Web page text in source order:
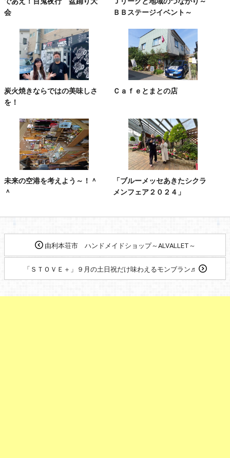
会
ＢＢステージイベント～
炭火焼きならではの美味しさ
を！
Ｃａｆｅとまとの店
未来の空港を考えよう～！＾
＾
「ブルーメッセあきたシクラ
メンフェア２０２４」
由利本荘市 ハンドメイドショップ～ALVALLET～
「ＳＴＯＶＥ＋」９月の土日祝だけ味わえるモンブラン♬